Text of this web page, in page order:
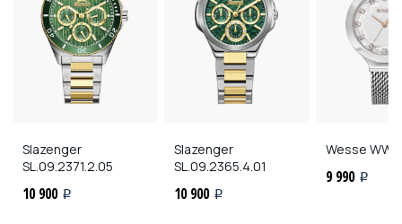
Slazenger
SL.09.2371.2.05
10 900 i
Slazenger
SL.09.2365.4.01
10 900 i
Wesse
9 990 i